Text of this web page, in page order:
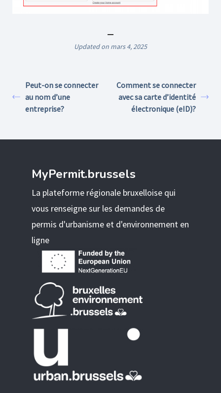
Updated on mars 4, 2025
Peut-on se connecter
au nom d’une
entreprise?
Comment se connecter
avec sa carte d’identité
électronique (eID)?
MyPermit.brussels
La plateforme régionale bruxelloise qui
vous renseigne sur les demandes de
permis d'urbanisme et d'environnement en
ligne